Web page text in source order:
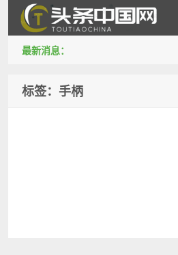
最新消息：
标签：手柄